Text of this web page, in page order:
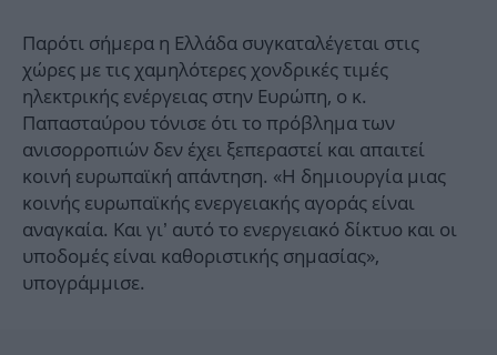
Παρότι σήμερα η Ελλάδα συγκαταλέγεται στις
χώρες με τις χαμηλότερες χονδρικές τιμές
ηλεκτρικής ενέργειας στην Ευρώπη, ο κ.
Παπασταύρου τόνισε ότι το πρόβλημα των
ανισορροπιών δεν έχει ξεπεραστεί και απαιτεί
κοινή ευρωπαϊκή απάντηση. «Η δημιουργία μιας
κοινής ευρωπαϊκής ενεργειακής αγοράς είναι
αναγκαία. Και γι’ αυτό το ενεργειακό δίκτυο και οι
υποδομές είναι καθοριστικής σημασίας»,
υπογράμμισε.